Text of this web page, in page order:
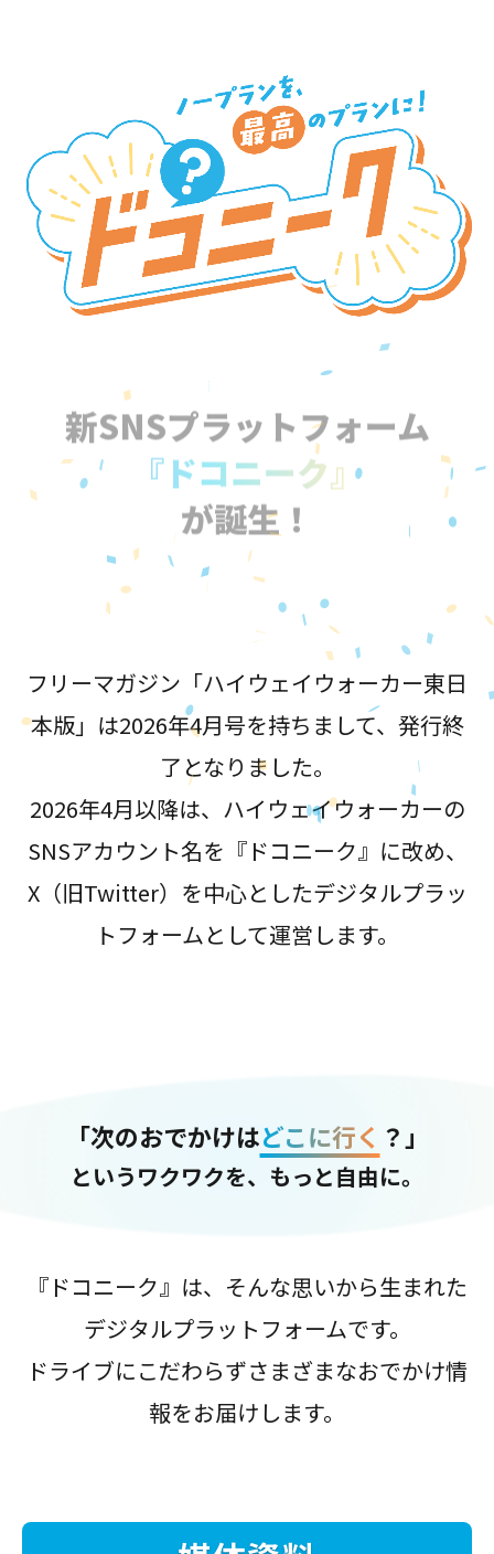
新SNSプラットフォーム
『ドコニーク』
が誕生！
フリーマガジン「ハイウェイウォーカー東日
本版」は2026年4月号を持ちまして、発行終
了となりました。
2026年4月以降は、ハイウェイウォーカーの
SNSアカウント名を『ドコニーク』に改め、
X（旧Twitter）を中心としたデジタルプラッ
トフォームとして運営します。
「次のおでかけはどこに行く ？」
というワクワクを、もっと自由に。
『ドコニーク』は、そんな思いから生まれた
デジタルプラットフォームです。
ドライブにこだわらずさまざまなおでかけ情
報をお届けします。